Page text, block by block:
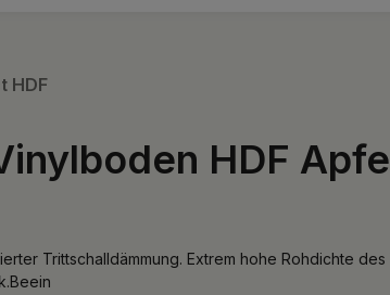
HDF
HDF
Trittschalldämmung. Extrem hohe Rohdichte